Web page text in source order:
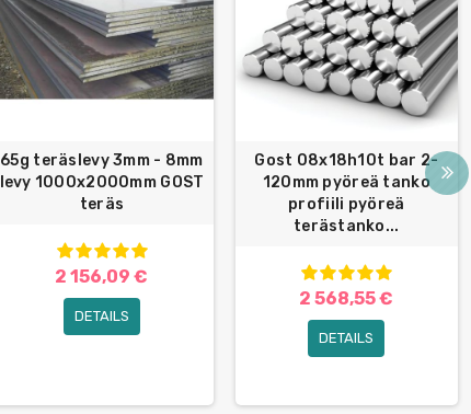
65g teräslevy 3mm - 8mm
levy 1000x2000mm GOST
teräs
2 156,09 €
DETAILS
Gost 08x18h10t bar 2-
120mm pyöreä tanko
profiili pyöreä
terästanko...
2 568,55 €
DETAILS